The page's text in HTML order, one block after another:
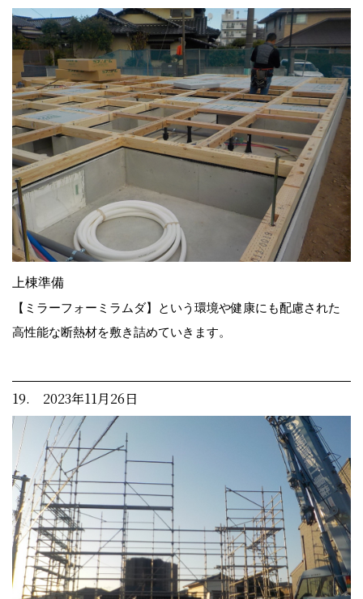
上棟準備
【ミラーフォーミラムダ】という環境や健康にも配慮された
高性能な断熱材を敷き詰めていきます。
19. 2023年11月26日